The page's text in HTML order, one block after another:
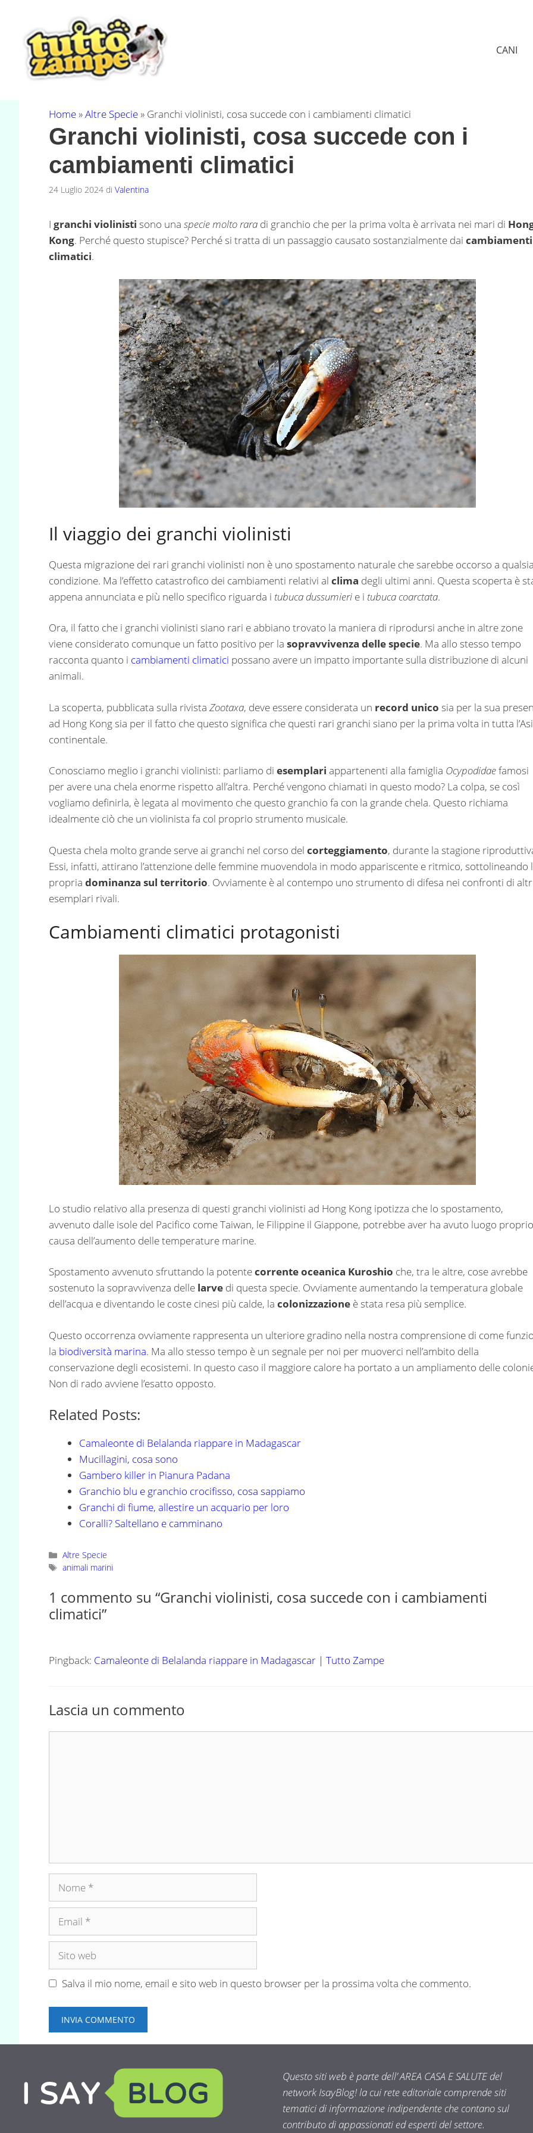
contenuto
CANI
Home»Altre Specie» Granchi violinisti, cosa succede con i cambiamenti climatici
Granchi violinisti, cosa succede con i
cambiamenti climatici
24 Luglio 2024 di Valentina
I granchi violinisti sono una specie molto rara di granchio che per la prima volta è arrivata nei mari di
Kong. Perché questo stupisce? Perché si tratta di un passaggio causato sostanzialmente dai cambiamenti
climatici.
Il viaggio dei granchi violinisti
Questa migrazione dei rari granchi violinisti non è uno spostamento naturale che sarebbe occorso a
condizione. Ma l’effetto catastrofico dei cambiamenti relativi al clima degli ultimi anni. Questa scoperta è
appena annunciata e più nello specifico riguarda i tubuca dussumieri e i tubuca coarctata.
Ora, il fatto che i granchi violinisti siano rari e abbiano trovato la maniera di riprodursi anche in altre zone
viene considerato comunque un fatto positivo per la sopravvivenza delle specie. Ma allo stesso tempo
racconta quanto i cambiamenti climatici possano avere un impatto importante sulla distribuzione di alcuni
animali.
La scoperta, pubblicata sulla rivista Zootaxa, deve essere considerata un record unico sia per la sua
ad Hong Kong sia per il fatto che questo significa che questi rari granchi siano per la prima volta in tutta
continentale.
Conosciamo meglio i granchi violinisti: parliamo di esemplari appartenenti alla famiglia Ocypodidaefamosi
per avere una chela enorme rispetto all’altra. Perché vengono chiamati in questo modo? La colpa, se così
vogliamo definirla, è legata al movimento che questo granchio fa con la grande chela. Questo richiama
idealmente ciò che un violinista fa col proprio strumento musicale.
Questa chela molto grande serve ai granchi nel corso del corteggiamento, durante la stagione
Essi, infatti, attirano l’attenzione delle femmine muovendola in modo appariscente e ritmico, sottolineando
propria dominanza sul territorio. Ovviamente è al contempo uno strumento di difesa nei confronti di
esemplari rivali.
Cambiamenti climatici protagonisti
Lo studio relativo alla presenza di questi granchi violinisti ad Hong Kong ipotizza che lo spostamento,
avvenuto dalle isole del Pacifico come Taiwan, le Filippine il Giappone, potrebbe aver ha avuto luogo
causa dell’aumento delle temperature marine.
Spostamento avvenuto sfruttando la potentecorrente oceanica Kuroshio che, tra le altre, cose avrebbe
sostenuto la sopravvivenza delle larve di questa specie. Ovviamente aumentando la temperatura globale
dell’acqua e diventando le coste cinesi più calde, la colonizzazione è stata resa più semplice.
Questo occorrenza ovviamente rappresenta un ulteriore gradino nella nostra comprensione di come
la biodiversità marina. Ma allo stesso tempo è un segnale per noi per muoverci nell’ambito della
conservazione degli ecosistemi. In questo caso il maggiore calore ha portato a un ampliamento delle
Non di rado avviene l’esatto opposto.
Related Posts:
Camaleonte di Belalanda riappare in Madagascar
Mucillagini, cosa sono
Gambero killer in Pianura Padana
Granchio blu e granchio crocifisso, cosa sappiamo
Granchi di fiume, allestire un acquario per loro
Coralli? Saltellano e camminano
Categorie
Altre Specie
Tag
animali marini
1 commento su “Granchi violinisti, cosa succede con i cambiamenti
climatici”
Pingback: Camaleonte di Belalanda riappare in Madagascar | Tutto Zampe
Lascia un commento
Nome
Email
Sito
Salva il mio nome, email e sito web in questo browser per la prossima volta che commento.
Questo siti web è parte dell’ AREA CASA E SALUTE del
network IsayBlog! la cui rete editoriale comprende siti
tematici di informazione indipendente che contano sul
contributo di appassionati ed esperti del settore.